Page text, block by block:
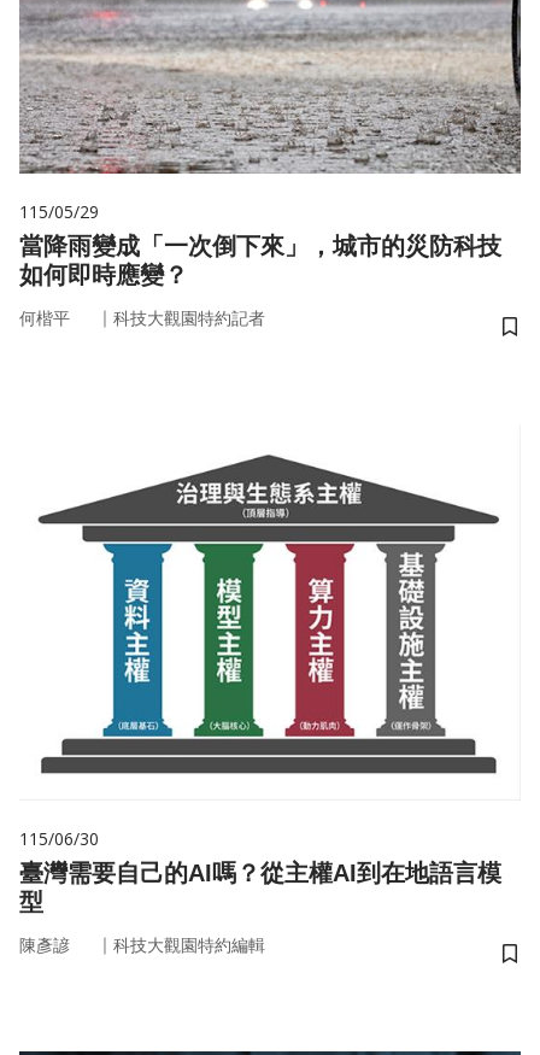
115/05/29
當降雨變成「一次倒下來」，城市的災防科技
如何即時應變？
何楷平 ｜ 科技大觀園特約記者
儲
115/06/30
臺灣需要自己的AI嗎？從主權AI到在地語言模
型
陳彥諺 ｜ 科技大觀園特約編輯
儲